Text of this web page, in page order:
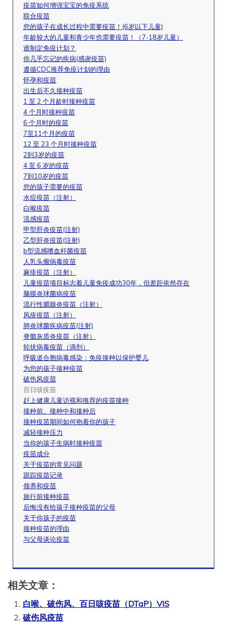
疫苗如何增强宝宝的免疫系统
联合疫苗
您的孩子在成长过程中需要疫苗！(6岁以下儿童)
年龄较大的儿童和青少年也需要疫苗！（7-18岁儿童）
谁制定免疫计划？
你几乎忘记的疾病(感谢疫苗)
遵循CDC推荐免疫计划的理由
怀孕和疫苗
出生后不久接种疫苗
1 至 2 个月龄时接种疫苗
4 个月时接种疫苗
6 个月时的疫苗
7至11个月的疫苗
12 至 23 个月时接种疫苗
2到3岁的疫苗
4 至 6 岁的疫苗
7到10岁的疫苗
您的孩子需要的疫苗
水痘疫苗（注射）
白喉疫苗
流感疫苗
甲型肝炎疫苗(注射)
乙型肝炎疫苗(注射)
b型流感嗜血杆菌疫苗
人乳头瘤病毒疫苗
麻疹疫苗（注射）
儿童疫苗项目标志着儿童免疫成功30年，但差距依然存在
脑膜炎球菌病疫苗
流行性腮腺炎疫苗（注射）
风疹疫苗（注射）
肺炎球菌疾病疫苗(注射)
脊髓灰质炎疫苗（注射）
轮状病毒疫苗（滴剂）
呼吸道合胞病毒感染：免疫接种以保护婴儿
为您的孩子接种疫苗
破伤风疫苗
百日咳疫苗
赶上健康儿童访视和推荐的疫苗接种
接种前、接种中和接种后
接种疫苗期间如何抱着你的孩子
减轻接种压力
当你的孩子生病时接种疫苗
疫苗成分
关于疫苗的常见问题
跟踪疫苗记录
领养和疫苗
旅行前接种疫苗
后悔没有给孩子接种疫苗的父母
关于你孩子的疫苗
接种疫苗的理由
与父母谈论疫苗
相关文章：
白喉、破伤风、百日咳疫苗（DTaP）VIS
破伤风疫苗